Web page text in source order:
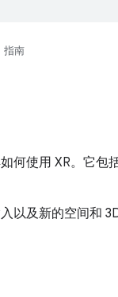
指南
何使用 XR。它包
以及新的空间和 3D